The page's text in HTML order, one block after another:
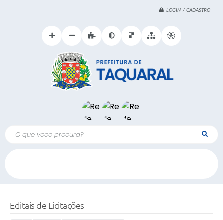
LOGIN / CADASTRO
O que voce procura?
Editais de Licitações